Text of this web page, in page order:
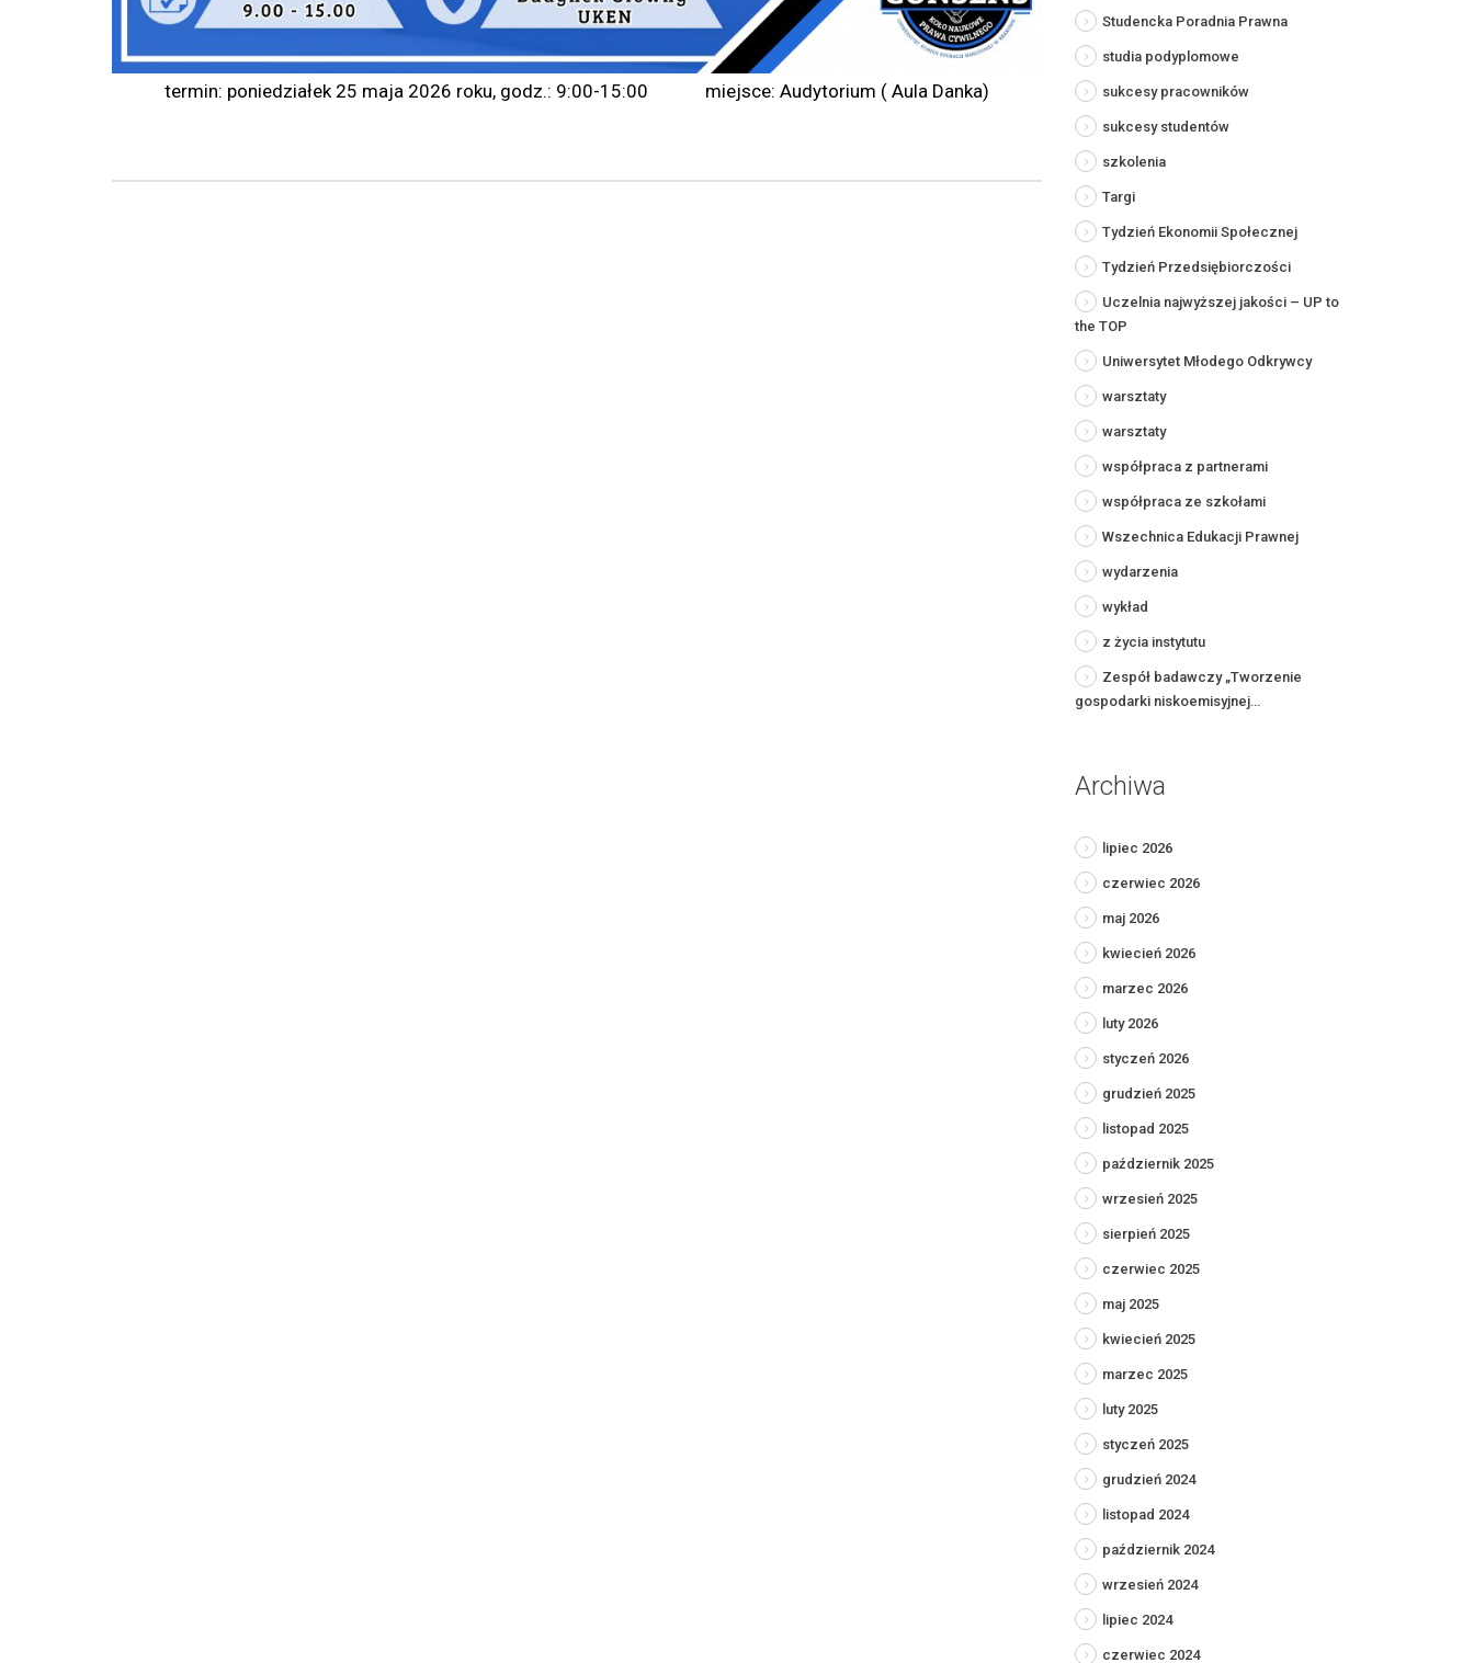
termin: poniedziałek 25 maja 2026 roku, godz.: 9:00-15:00 miejsce: Audytorium ( Aula Danka)
Studencka Poradnia Prawna
studia podyplomowe
sukcesy pracowników
sukcesy studentów
szkolenia
Targi
Tydzień Ekonomii Społecznej
Tydzień Przedsiębiorczości
Uczelnia najwyższej jakości – UP to
the TOP
Uniwersytet Młodego Odkrywcy
warsztaty
warsztaty
współpraca z partnerami
współpraca ze szkołami
Wszechnica Edukacji Prawnej
wydarzenia
wykład
z życia instytutu
Zespół badawczy „Tworzenie
gospodarki niskoemisyjnej…
Archiwa
lipiec 2026
czerwiec 2026
maj 2026
kwiecień 2026
marzec 2026
luty 2026
styczeń 2026
grudzień 2025
listopad 2025
październik 2025
wrzesień 2025
sierpień 2025
czerwiec 2025
maj 2025
kwiecień 2025
marzec 2025
luty 2025
styczeń 2025
grudzień 2024
listopad 2024
październik 2024
wrzesień 2024
lipiec 2024
czerwiec 2024